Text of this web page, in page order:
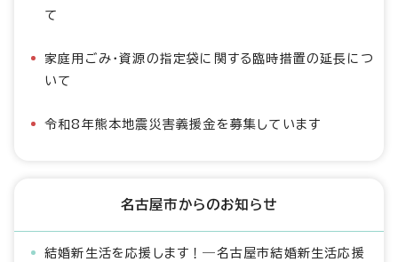
て
家庭用ごみ・資源の指定袋に関する臨時措置の延長につ
いて
令和8年熊本地震災害義援金を募集しています
名古屋市からのお知らせ
結婚新生活を応援します！―名古屋市結婚新生活応援